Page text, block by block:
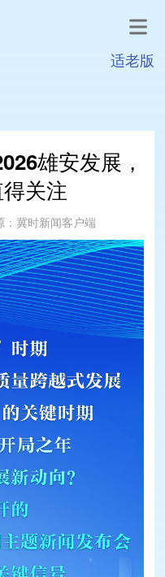
适老版
雄安发展，
关注
冀时新闻客户端